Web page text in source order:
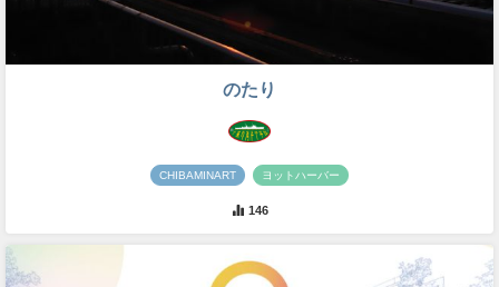
のたり
CHIBAMINART ヨットハーバー
146